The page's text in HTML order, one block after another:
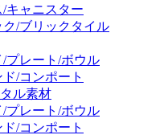
キャニスター
/ブリックタイル
/プレート/ボウル
/コンポート
ル素材
プレート/ボウル
/コンポート